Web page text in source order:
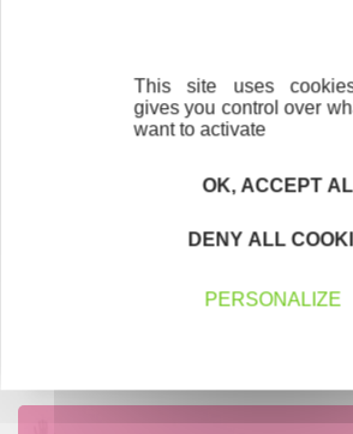
Trouvez à qui vous adresser
Créateurs, repreneurs, vos
This site uses
gives you control over
want to activate
OK, ACCEPT
DENY ALL
PERSONALIZE